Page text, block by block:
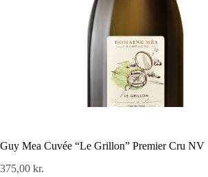
Guy Mea Cuvée “Le Grillon” Premier Cru NV
375,00 kr.